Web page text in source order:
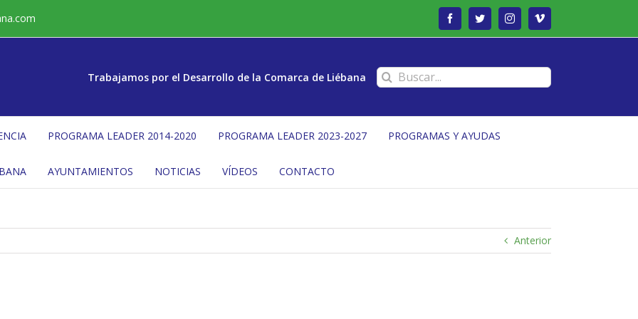
FacebookTwitterInstagramVimeo
Trabajamos por el Desarrollo de la Comarca de Liébana Buscar:
PROGRAMA LEADER 2014-2020 PROGRAMA LEADER 2023-2027 PROGRAMAS Y AYUDAS
AYUNTAMIENTOS NOTICIAS VÍDEOS CONTACTO
Anterior